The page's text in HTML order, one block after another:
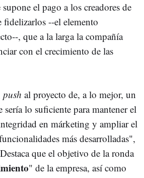
el pago a los creadores de
--el elemento
, que a la larga la compañía
con el crecimiento de las
push al proyecto de, a lo mejor, un
lo suficiente para mantener el
en márketing y ampliar el
más desarrolladas",
que el objetivo de la ronda
" de la empresa, así como